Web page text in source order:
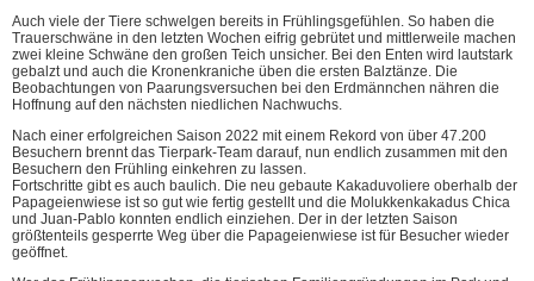
Auch viele der Tiere schwelgen bereits in Frühlingsgefühlen. So haben die
Trauerschwäne in den letzten Wochen eifrig gebrütet und mittlerweile machen
zwei kleine Schwäne den großen Teich unsicher. Bei den Enten wird lautstark
gebalzt und auch die Kronenkraniche üben die ersten Balztänze. Die
Beobachtungen von Paarungsversuchen bei den Erdmännchen nähren die
Hoffnung auf den nächsten niedlichen Nachwuchs.
Nach einer erfolgreichen Saison 2022 mit einem Rekord von über 47.200
Besuchern brennt das Tierpark-Team darauf, nun endlich zusammen mit den
Besuchern den Frühling einkehren zu lassen.
Fortschritte gibt es auch baulich. Die neu gebaute Kakaduvoliere oberhalb der
Papageienwiese ist so gut wie fertig gestellt und die Molukkenkakadus Chica
und Juan-Pablo konnten endlich einziehen. Der in der letzten Saison
größtenteils gesperrte Weg über die Papageienwiese ist für Besucher wieder
geöffnet.